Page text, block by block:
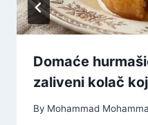
Domaće
zaliveni kolač
By Mohammad